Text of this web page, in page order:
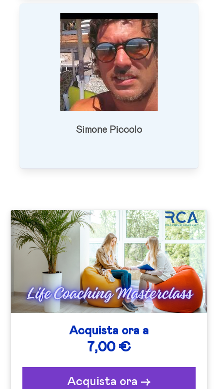
Simone Piccolo
Acquista ora a
7,00 €
Acquista ora ->